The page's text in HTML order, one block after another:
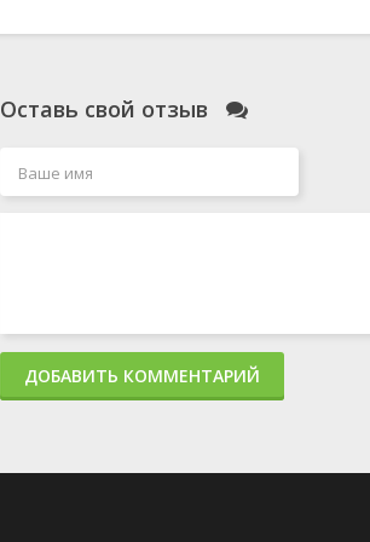
Оставь свой отзыв
ДОБАВИТЬ КОММЕНТАРИЙ